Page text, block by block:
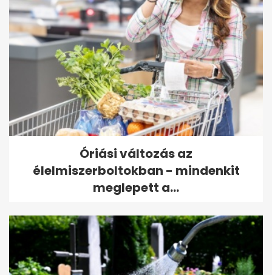
Óriási változás az
élelmiszerboltokban - mindenkit
meglepett a...